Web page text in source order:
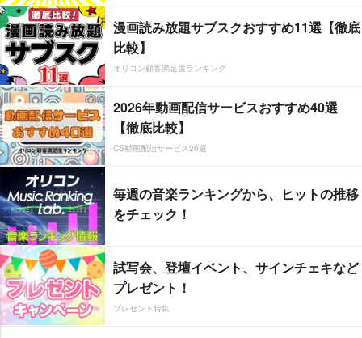
漫画読み放題サブスクおすすめ11選【徹底
比較】
オリコン顧客満足度ランキング
2026年動画配信サービスおすすめ40選
【徹底比較】
CS動画配信サービス20選
毎週の音楽ランキングから、ヒットの推移
をチェック！
試写会、登壇イベント、サインチェキなど
プレゼント！
プレゼント特集